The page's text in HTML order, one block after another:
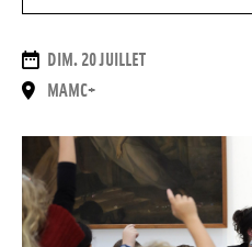
DAUER
DIM. 20 JUILLET
ORT
MAMC+